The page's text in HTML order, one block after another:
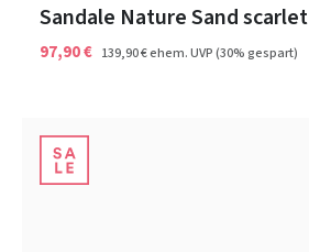
Sandale Nature Sand scarlet
97,90 € 139,90 €ehem. UVP(30% gespart)